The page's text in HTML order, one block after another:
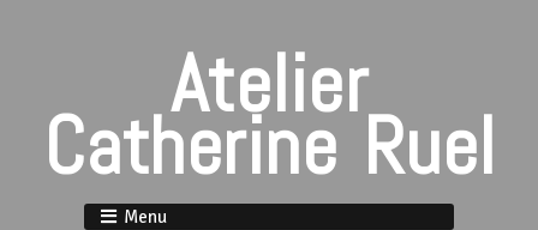
Atelier
Catherine Ruel
Menu